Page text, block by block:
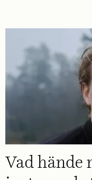
Vad hände